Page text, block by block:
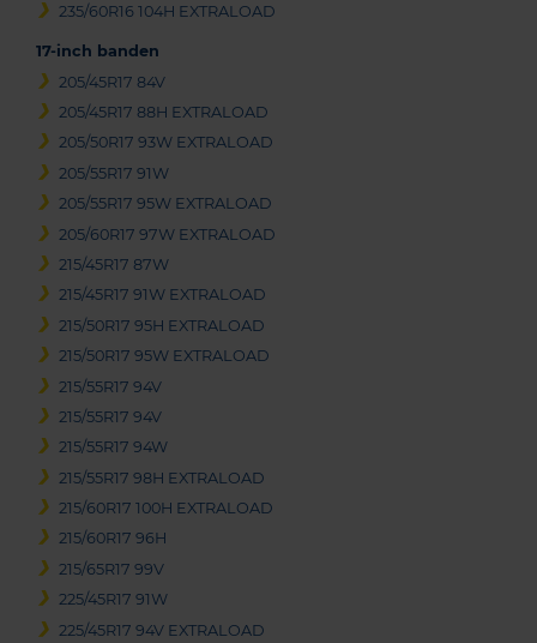
235/60R16 104H EXTRALOAD
17-inch banden
205/45R17 84V
205/45R17 88H EXTRALOAD
205/50R17 93W EXTRALOAD
205/55R17 91W
205/55R17 95W EXTRALOAD
205/60R17 97W EXTRALOAD
215/45R17 87W
215/45R17 91W EXTRALOAD
215/50R17 95H EXTRALOAD
215/50R17 95W EXTRALOAD
215/55R17 94V
215/55R17 94V
215/55R17 94W
215/55R17 98H EXTRALOAD
215/60R17 100H EXTRALOAD
215/60R17 96H
215/65R17 99V
225/45R17 91W
225/45R17 94V EXTRALOAD